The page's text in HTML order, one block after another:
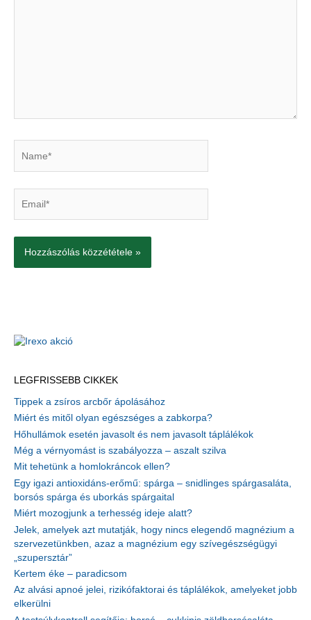
LEGFRISSEBB CIKKEK
Tippek a zsíros arcbőr ápolásához
Miért és mitől olyan egészséges a zabkorpa?
Hőhullámok esetén javasolt és nem javasolt táplálékok
Még a vérnyomást is szabályozza – aszalt szilva
Mit tehetünk a homlokráncok ellen?
Egy igazi antioxidáns-erőmű: spárga – snidlinges spárgasaláta,
borsós spárga és uborkás spárgaital
Miért mozogjunk a terhesség ideje alatt?
Jelek, amelyek azt mutatják, hogy nincs elegendő magnézium a
szervezetünkben, azaz a magnézium egy szívegészségügyi
„szupersztár”
Kertem éke – paradicsom
Az alvási apnoé jelei, rizikófaktorai és táplálékok, amelyeket jobb
elkerülni